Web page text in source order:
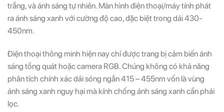
trắng, và ánh sáng tự nhiên. Màn hình điện thoại/máy tính phát
ra ánh sáng xanh với cường độ cao, đặc biệt trong dải 430-
450nm.
Điện thoại thông minh hiện nay chỉ được trang bị cảm biến ánh
sáng tổng quát hoặc camera RGB. Chúng không có khả năng
phân tích chính xác dải sóng ngắn 415 – 455nm vốn là vùng
ánh sáng xanh nguy hại mà kính chống ánh sáng xanh cần phải
lọc.